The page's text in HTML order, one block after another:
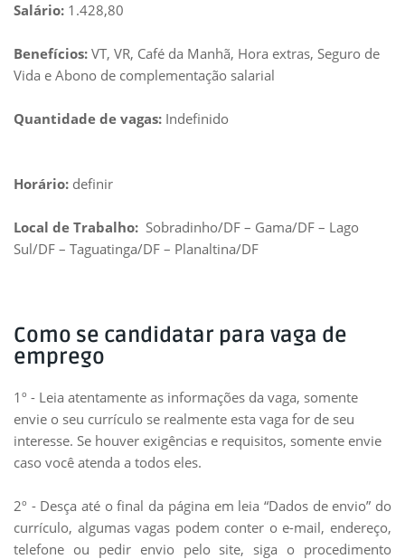
Salário: 1.428,80
Benefícios: VT, VR, Café da Manhã, Hora extras, Seguro de
Vida e Abono de complementação salarial
Quantidade de vagas: Indefinido
Horário: definir
Local de Trabalho: Sobradinho/DF – Gama/DF – Lago
Sul/DF – Taguatinga/DF – Planaltina/DF
Como se candidatar para vaga de
emprego
1º - Leia atentamente as informações da vaga, somente
envie o seu currículo se realmente esta vaga for de seu
interesse. Se houver exigências e requisitos, somente envie
caso você atenda a todos eles.
2º - Desça até o final da página em leia “Dados de envio” do
currículo, algumas vagas podem conter o e-mail, endereço,
telefone ou pedir envio pelo site, siga o procedimento